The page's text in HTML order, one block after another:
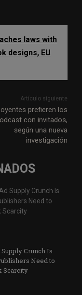
laws with
designs, EU
Artículo siguiente
prefieren los
con invitados,
según una nueva
investigación
Crunch Is
Need to
Scarcity